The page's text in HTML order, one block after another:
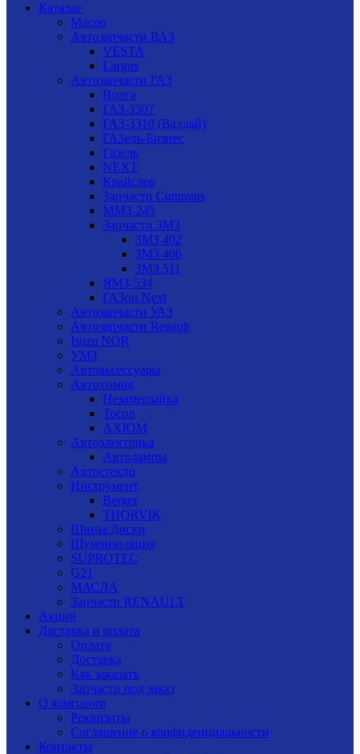
Каталог
Масло
Автозапчасти ВАЗ
VESTA
Largus
Автозапчасти ГАЗ
Волга
ГАЗ-3307
ГАЗ-3310 (Валдай)
ГАЗель-Бизнес
Газель
NEXT
Крайслер
Запчасти Cummins
ММЗ-245
Запчасти ЗМЗ
ЗМЗ 402
ЗМЗ 406
ЗМЗ 511
ЯМЗ-534
ГАЗон Next
Автозапчасти УАЗ
Автозапчасти Renault
Isuzu NQR
УМЗ
Автоаксессуары
Автохимия
Незамерзайка
Тосол
AXIOM
Автоэлектрика
Автолампы
Автостекло
Инструмент
Berger
THORVIK
Шины/Диски
Шумоизоляция
SUPROTEC
G21
МАСЛА
Запчасти RENAULT
Акции
Доставка и оплата
Оплата
Доставка
Как заказать
Запчасти под заказ
О компании
Реквизиты
Соглашение о конфиденциальности
Контакты